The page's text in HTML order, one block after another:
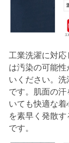
工業洗濯に対
は汚染の可能
いください。
です。肌面の
いても快適な
を素早く発散
です。